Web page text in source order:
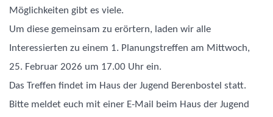
Möglichkeiten gibt es viele.
Um diese gemeinsam zu erörtern, laden wir alle
Interessierten zu einem 1. Planungstreffen am Mittwoch,
25. Februar 2026 um 17.00 Uhr ein.
Das Treffen findet im Haus der Jugend Berenbostel statt.
Bitte meldet euch mit einer E-Mail beim Haus der Jugend